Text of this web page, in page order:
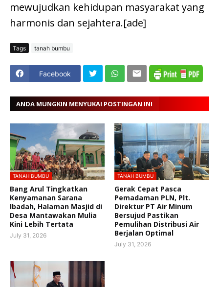
mewujudkan kehidupan masyarakat yang
harmonis dan sejahtera.[ade]
Tags tanah bumbu
Facebook
ANDA MUNGKIN MENYUKAI POSTINGAN INI
TANAH BUMBU
Bang Arul Tingkatkan
Kenyamanan Sarana
Ibadah, Halaman Masjid di
Desa Mantawakan Mulia
Kini Lebih Tertata
July 31, 2026
TANAH BUMBU
Gerak Cepat Pasca
Pemadaman PLN, Plt.
Direktur PT Air Minum
Bersujud Pastikan
Pemulihan Distribusi Air
Berjalan Optimal
July 31, 2026